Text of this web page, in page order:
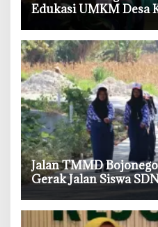
Edukasi UMKM Desa
Boraks dan Formalin
‎Jalan TMMD
Gerak Jalan Siswa